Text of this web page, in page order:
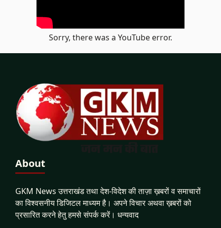
Sorry, there was a YouTube error.
About
GKM News उत्तराखंड तथा देश-विदेश की ताज़ा ख़बरों व समाचारों
का विश्वसनीय डिजिटल माध्यम है। अपने विचार अथवा ख़बरों को
प्रसारित करने हेतु हमसे संपर्क करें। धन्यवाद